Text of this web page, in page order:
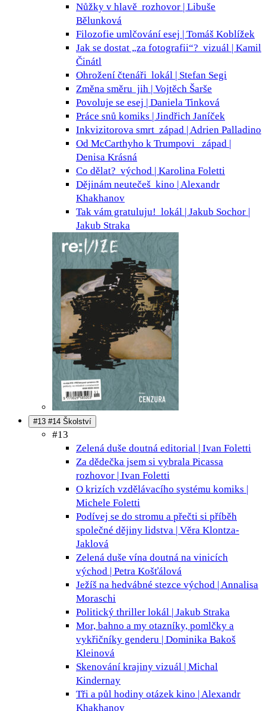
Nůžky v hlavě rozhovor | Libuše
Bělunková
Filozofie umlčování esej | Tomáš Koblížek
Jak se dostat „za fotografii“? vizuál | Kamil
Činátl
Ohrožení čtenáři lokál | Stefan Segi
Změna směru jih | Vojtěch Šarše
Povoluje se esej | Daniela Tinková
Práce snů komiks | Jindřich Janíček
Inkvizitorova smrt západ | Adrien Palladino
Od McCarthyho k Trumpovi
západ |
Denisa Krásná
Co dělat? východ | Karolina Foletti
Dějinám neutečeš kino | Alexandr
Khakhanov
Tak vám gratuluju! lokál | Jakub Sochor |
Jakub Straka
#13 #14 Školství
#13
Zelená duše doutná editorial | Ivan Foletti
Za dědečka jsem si vybrala Picassa
rozhovor | Ivan Foletti
O krizích vzdělávacího systému komiks |
Michele Foletti
Podívej se do stromu a přečti si příběh
společné dějiny lidstva | Věra Klontza-
Jaklová
Zelená duše vína doutná na vinicích
východ | Petra Košťálová
Ježíš na hedvábné stezce východ | Annalisa
Moraschi
Politický thriller lokál | Jakub Straka
Mor, bahno a my otazníky, pomlčky a
vykřičníky genderu | Dominika Bakoš
Kleinová
Skenování krajiny vizuál | Michal
Kindernay
Tři a půl hodiny otázek kino | Alexandr
Khakhanov